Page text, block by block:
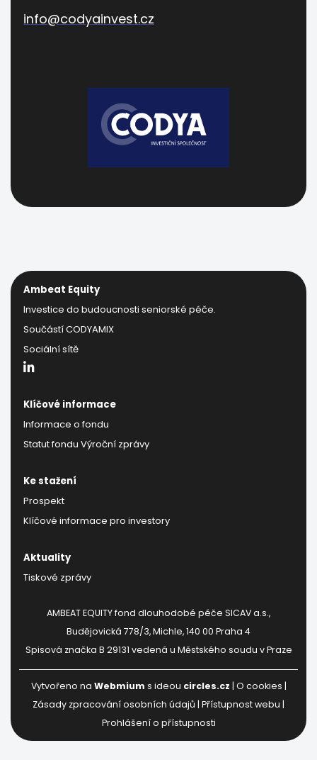
info@codyainvest.cz
Ambeat Equity
Investice do budoucnosti seniorské péče.
Součástí CODYAMIX
Sociální sítě
Klíčové informace
Informace o fondu
Statut fondu Výroční zprávy
Ke stažení
Prospekt
Klíčové informace pro investory
Aktuality
Tiskové zprávy
AMBEAT EQUITY fond dlouhodobé péče SICAV a.s.,
Budějovická 778/3, Michle, 140 00 Praha 4
Spisová značka B 29131 vedená u Městského soudu v Praze
Vytvořeno na Webmium s ideou circles.cz | O cookies |
Zásady zpracování osobních údajů | Přístupnost webu |
Prohlášení o přístupnosti